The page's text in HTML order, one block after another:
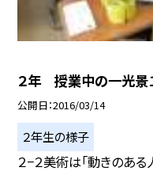
２年 授業中の一光景
公開日 2016/03/14
２年生の様子
２−２美術は「動きのある